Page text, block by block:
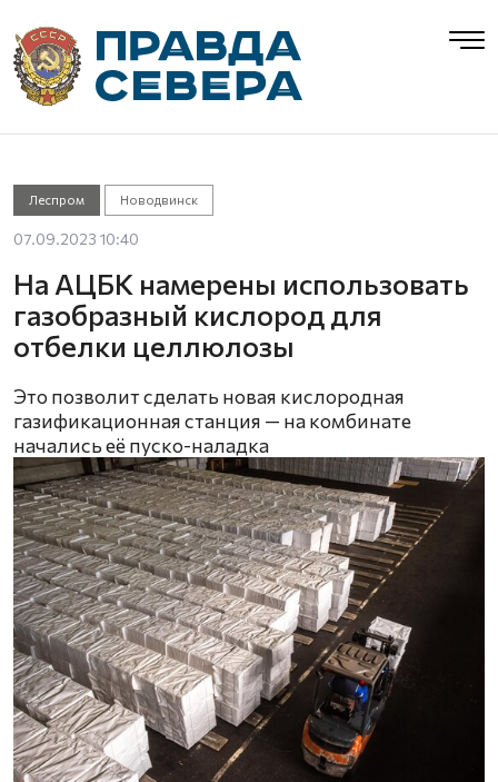
Леспром Новодвинск
07.09.2023 10:40
На АЦБК намерены использовать
газобразный кислород для
отбелки целлюлозы
Это позволит сделать новая кислородная
газификационная станция — на комбинате
начались её пуско-наладка